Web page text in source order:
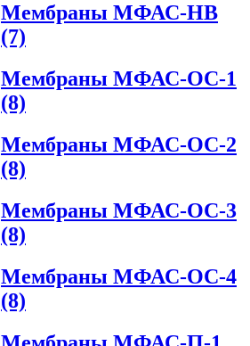
Мембраны МФАС-НВ
(7)
Мембраны МФАС-ОС-1
(8)
Мембраны МФАС-ОС-2
(8)
Мембраны МФАС-ОС-3
(8)
Мембраны МФАС-ОС-4
(8)